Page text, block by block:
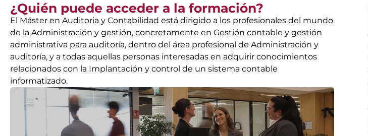
¿Quién puede acceder a la formación?
El Máster en Auditoria y Contabilidad está dirigido a los profesionales del mundo
de la Administración y gestión, concretamente en Gestión contable y gestión
administrativa para auditoría, dentro del área profesional de Administración y
auditoría, y a todas aquellas personas interesadas en adquirir conocimientos
relacionados con la Implantación y control de un sistema contable
informatizado.